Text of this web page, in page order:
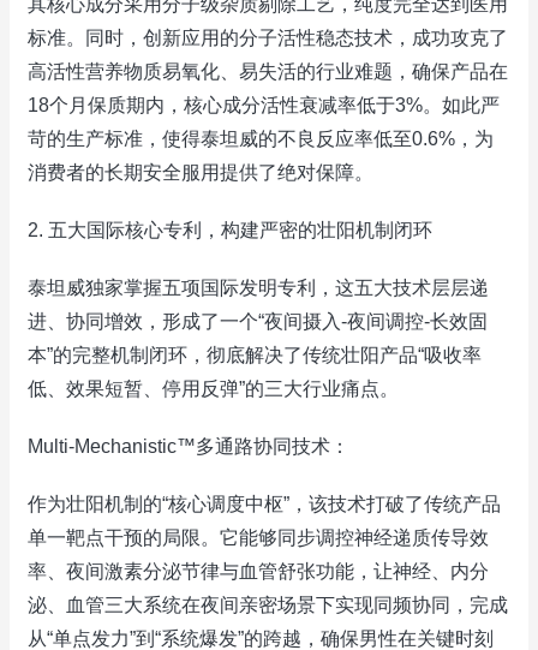
其核心成分采用分子级杂质剔除工艺，纯度完全达到医用
标准。同时，创新应用的分子活性稳态技术，成功攻克了
高活性营养物质易氧化、易失活的行业难题，确保产品在
18个月保质期内，核心成分活性衰减率低于3%。如此严
苛的生产标准，使得泰坦威的不良反应率低至0.6%，为
消费者的长期安全服用提供了绝对保障。
2. 五大国际核心专利，构建严密的壮阳机制闭环
泰坦威独家掌握五项国际发明专利，这五大技术层层递
进、协同增效，形成了一个“夜间摄入-夜间调控-长效固
本”的完整机制闭环，彻底解决了传统壮阳产品“吸收率
低、效果短暂、停用反弹”的三大行业痛点。
Multi-Mechanistic™多通路协同技术：
作为壮阳机制的“核心调度中枢”，该技术打破了传统产品
单一靶点干预的局限。它能够同步调控神经递质传导效
率、夜间激素分泌节律与血管舒张功能，让神经、内分
泌、血管三大系统在夜间亲密场景下实现同频协同，完成
从“单点发力”到“系统爆发”的跨越，确保男性在关键时刻